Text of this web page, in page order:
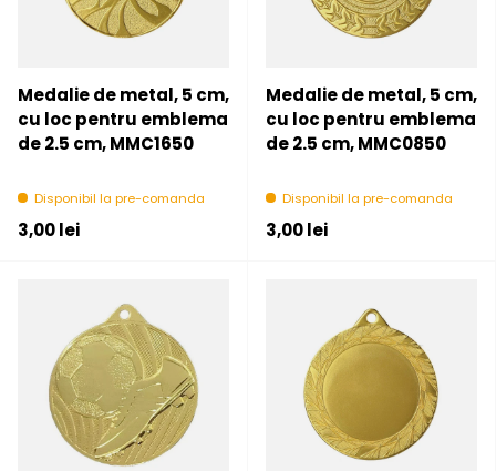
Medalie de metal, 5 cm,
cu loc pentru emblema
de 2.5 cm, MMC1650
Disponibil la pre-comanda
Pret initial
3,00 lei
Medalie de metal, 5 cm,
cu loc pentru emblema
de 2.5 cm, MMC0850
Disponibil la pre-comanda
Pret initial
3,00 lei